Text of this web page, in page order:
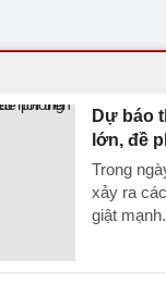
Dự báo
lớn, đề
Trong
xảy ra
giật mạnh.